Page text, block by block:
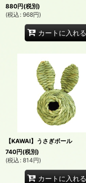
880円(税別)
(税込 : 968円)
カートに入れる
【KAWAI】うさぎボール
740円(税別)
(税込 : 814円)
カートに入れる